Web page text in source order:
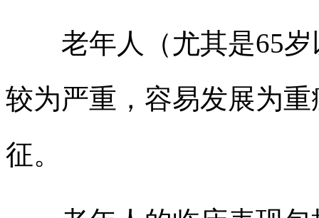
老年人（尤其是65岁
较为严重，容易发展为
征。